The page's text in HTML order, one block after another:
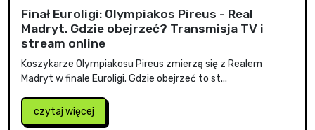
Finał Euroligi: Olympiakos Pireus - Real
Madryt. Gdzie obejrzeć? Transmisja TV i
stream online
Koszykarze Olympiakosu Pireus zmierzą się z Realem
Madryt w finale Euroligi. Gdzie obejrzeć to st...
czytaj więcej